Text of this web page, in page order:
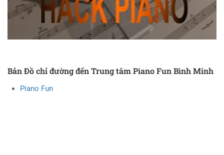
Bản Đồ chỉ đường đến Trung tâm Piano Fun Bình Minh
Piano Fun